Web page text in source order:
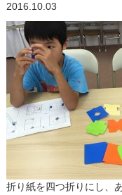
コアラ
ラッコ(3～5才)
小学校受験(4～5才)
小学生
2016.10.03
折り紙を四つ折りにし、